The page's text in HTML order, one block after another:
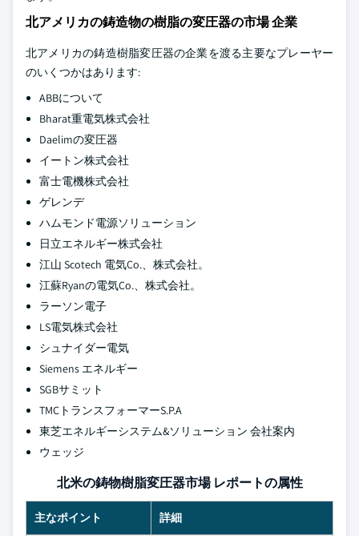
北アメリカの鋳造物の樹脂の変圧器の市場 企業
北アメリカの鋳造樹脂変圧器の企業を渡る主要なプレーヤー
のいくつかはあります:
ABBについて
Bharat重電気株式会社
Daelimの変圧器
イートン株式会社
富士電機株式会社
ゲレンデ
ハムモンド電源ソリューション
日立エネルギー株式会社
江山 Scotech 電気Co.、株式会社。
江蘇Ryanの電気Co.、株式会社。
ラーソン電子
LS電気株式会社
シュナイダー電気
Siemens エネルギー
SGBサミット
TMCトランスフォーマーS.P.A
東芝エネルギーシステム&ソリューション 会社案内
ウェッジ
北米の鋳物樹脂変圧器市場 レポートの属性
主なポイント 詳細